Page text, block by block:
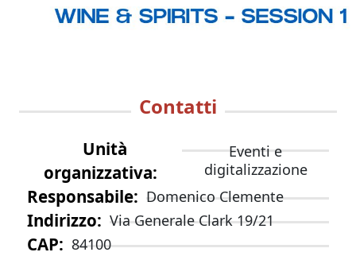
Contatti
Unità
organizzativa
Eventi e
digitalizzazione
Responsabile Domenico Clemente
Indirizzo Via Generale Clark 19/21
CAP 84100